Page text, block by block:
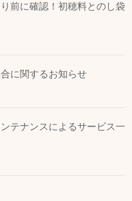
前に確認！初穂料とのし袋
に関するお知らせ
テナンスによるサービス一